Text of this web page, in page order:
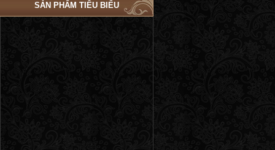
SẢN PHẨM TIÊU BIỂU